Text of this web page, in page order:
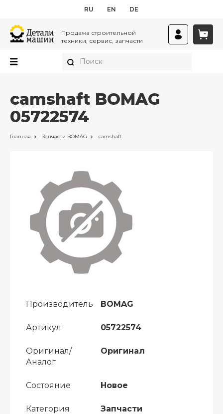
RU EN DE
Продажа строительной
техники, сервис, запчасти
camshaft BOMAG
05722574
Главная Запчасти BOMAG camshaft
Производитель BOMAG
Артикул 05722574
Оригинал/
Аналог
Оригинал
Состояние Новое
Категория Запчасти